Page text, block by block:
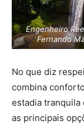
Engenheiro
Fernando
No que diz
combina
estadia tranquila
as principais